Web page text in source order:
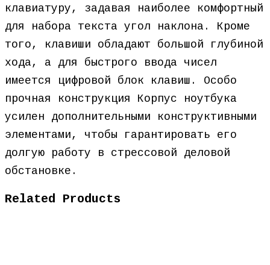
клавиатуру, задавая наиболее комфортный
для набора текста угол наклона. Кроме
того, клавиши обладают большой глубиной
хода, а для быстрого ввода чисел
имеется цифровой блок клавиш. Особо
прочная конструкция Корпус ноутбука
усилен дополнительными конструктивными
элементами, чтобы гарантировать его
долгую работу в стрессовой деловой
обстановке.
Related Products